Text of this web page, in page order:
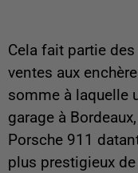
Cela fait partie
ventes aux
somme à laquelle
garage à
Porsche 911
plus prestigieux